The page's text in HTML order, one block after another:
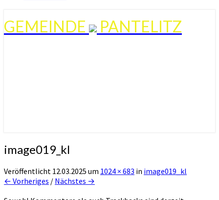
GEMEINDE PANTELITZ
image019_kl
Veröffentlicht 12.03.2025 um 1024 × 683 in image019_kl
← Vorheriges / Nächstes →